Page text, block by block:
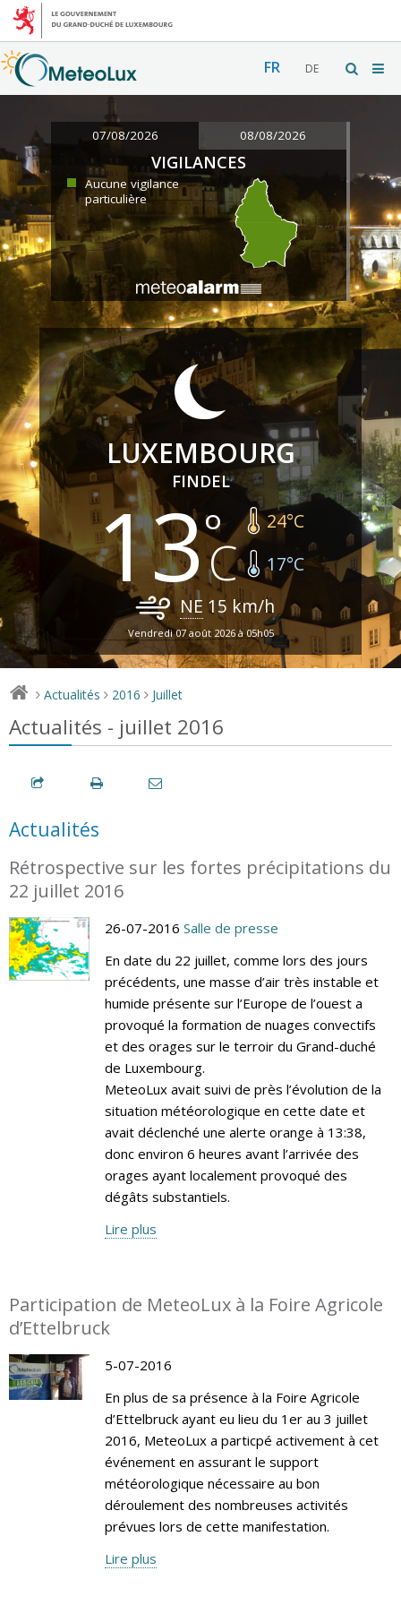
FR DE
07/08/2026 08/08/2026
VIGILANCES
Aucune vigilance
particulière
LUXEMBOURG
FINDEL
13 24°C
17°C
NE 15 km/h
Vendredi 07 août 2026 à 05h05
> Actualités > 2016 > Juillet
Actualités - juillet 2016
Actualités
Rétrospective sur les fortes précipitations du
22 juillet 2016
26-07-2016 Salle de presse
En date du 22 juillet, comme lors des jours
précédents, une masse d’air très instable et
humide présente sur l’Europe de l’ouest a
provoqué la formation de nuages convectifs
et des orages sur le terroir du Grand-duché
de Luxembourg.
MeteoLux avait suivi de près l’évolution de la
situation météorologique en cette date et
avait déclenché une alerte orange à 13:38,
donc environ 6 heures avant l’arrivée des
orages ayant localement provoqué des
dégâts substantiels.
Lire plus
Participation de MeteoLux à la Foire Agricole
d’Ettelbruck
5-07-2016
En plus de sa présence à la Foire Agricole
d’Ettelbruck ayant eu lieu du 1er au 3 juillet
2016, MeteoLux a particpé activement à cet
événement en assurant le support
météorologique nécessaire au bon
déroulement des nombreuses activités
prévues lors de cette manifestation.
Lire plus